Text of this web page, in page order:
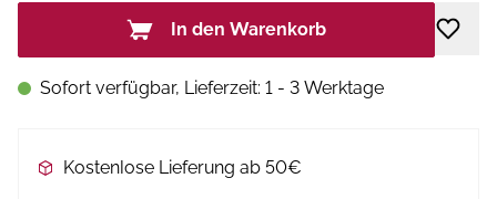
In den Warenkorb
Sofort verfügbar, Lieferzeit: 1 - 3 Werktage
Kostenlose Lieferung ab 50€